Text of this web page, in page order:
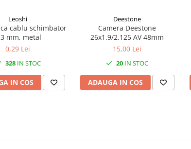
Leoshi
cablu schimbator
mm, metal
0,29 Lei
328IN STOC
IN COS
Deestone
Camera Deestone
26x1.9/2.125 AV 48mm
15,00 Lei
20 IN STOC
ADAUGA IN COS